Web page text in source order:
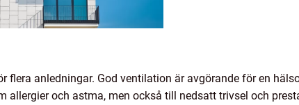
flera anledningar. God ventilation är avgörande för en
och astma, men också till nedsatt trivsel och